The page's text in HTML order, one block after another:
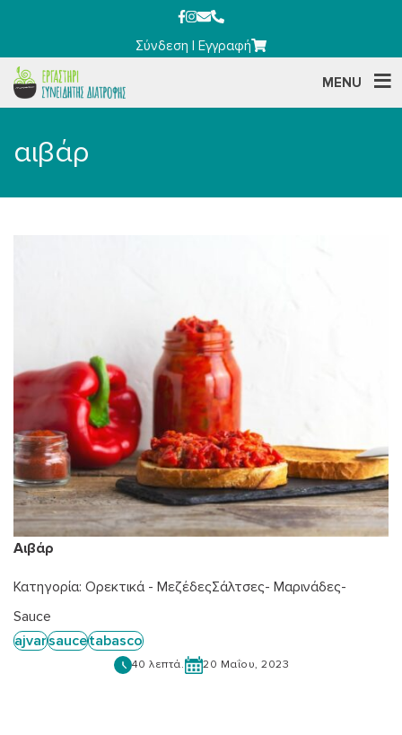
Σύνδεση |Εγγραφή
MENU
αιβάρ
Αιβάρ
Κατηγορία: Ορεκτικά - ΜεζέδεςΣάλτσες- Μαρινάδες-
Sauce
ajvarsaucetabasco
40 λεπτά. 20 Μαΐου, 2023